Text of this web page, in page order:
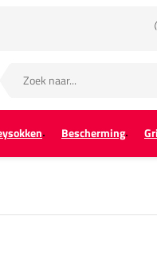
Bescherming